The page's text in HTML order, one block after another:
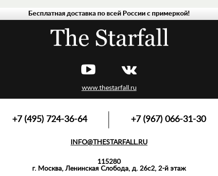
ДЖИНСЫ
ФУТБОЛКИ,
МАЙКИ,
СПОРТИВНАЯ
ОДЕЖДА
Бесплатная доставка по всей России с примеркой!
www.thestarfall.ru
+7 (495) 724-36-64 +7 (967) 066-31-30
INFO@THESTARFALL.RU
115280
г. Москва, Ленинская Слобода, д. 26с2, 2-й этаж